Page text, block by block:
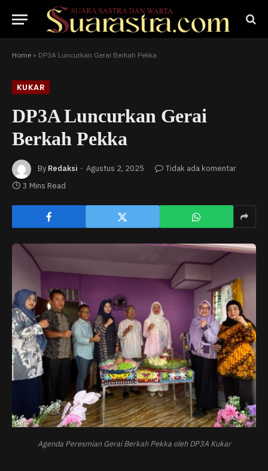
Home » DP3A Luncurkan Gerai Berkah Pekka
KUKAR
DP3A Luncurkan Gerai
Berkah Pekka
By Redaksi Agustus 2, 2025
Tidak ada komentar
3 Mins Read
Agenda Peresmian Gerai Berkah Pekka oleh DP3A Kukar